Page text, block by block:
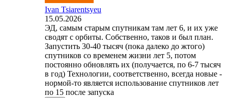
Ivan Tsiarentsyeu
15.05.2026
ЭД, самым старым спутникам там лет 6, и их уже
сводят с орбиты. Собственно, таков и был план.
Запустить 30-40 тысяч (пока далеко до жтого)
спутников со временем жизни лет 5, потом
постоянно обновлять их (получается, по 6-7 тысяч
в год) Технологии, соответственно, всегда новые -
нормой-то является использование спутников лет
по 15 после запуска